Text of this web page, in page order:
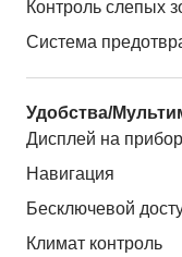
Контроль слепых
Система
Удобства/
Дисплей на
Навигация
Бесключевой
Климат контроль